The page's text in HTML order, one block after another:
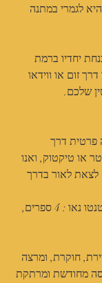
לגמרי במתנה
יחדיו ברמת
זום או ווידאו
שלכם.
פרטית דרך
או טיקטוק, ואנו
לצאת לאור בדרך
השקה יוצאת דופן עם קונטנטו נאו : 4 ספרים,
חוקרת, ומרצה
מחודשת ומרתקת